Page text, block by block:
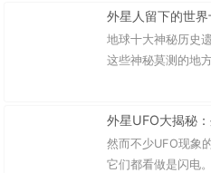
外星人留下的世界
地球十大神秘历史
这些神秘莫测的地
外星UFO大揭秘
然而不少UFO现象
它们都看做是闪电